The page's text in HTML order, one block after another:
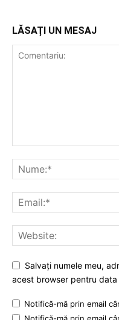
LĂSAȚI UN MESAJ
Salvați numele meu,
acest browser pentru
Notifică-mă prin email